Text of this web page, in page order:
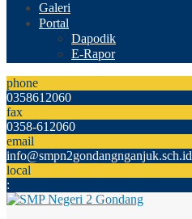
Galeri
Portal
Dapodik
E-Rapor
phone
0358612060
fax
0358-612060
email
info@smpn2gondangnganjuk.sch.id
local
: